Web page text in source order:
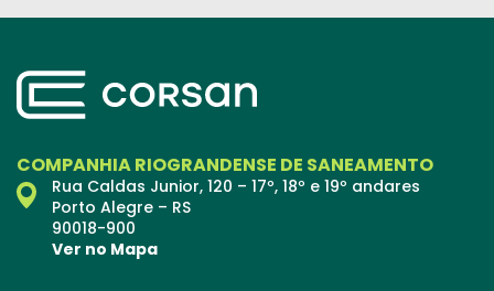
COMPANHIA RIOGRANDENSE DE SANEAMENTO
Rua Caldas Junior, 120 – 17º, 18º e 19º andares
Porto Alegre – RS
90018-900
Ver no Mapa